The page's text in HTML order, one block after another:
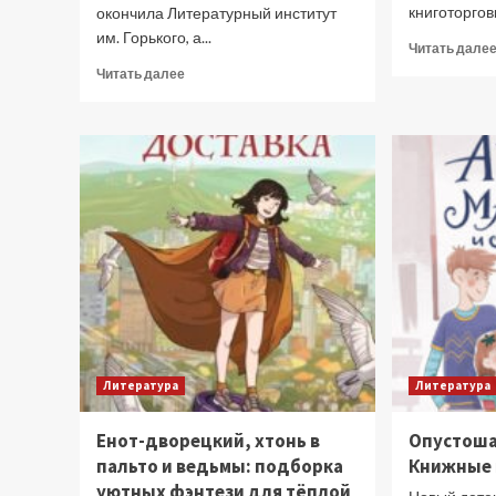
окончила Литературный институт
им. Горького, а...
Читать далееПрочитать
Любимые
книги
литературного
критика
Екатерины
Писаревой
Читать далее
Литература
Енот-дворецкий, хтонь в
пальто и ведьмы: подборка
Литература
Книжные